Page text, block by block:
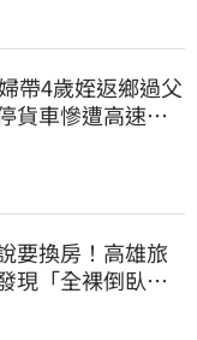
帶4歲姪返鄉過父
貨車慘遭高速撞
要換房！高雄旅
現「全裸倒臥浴